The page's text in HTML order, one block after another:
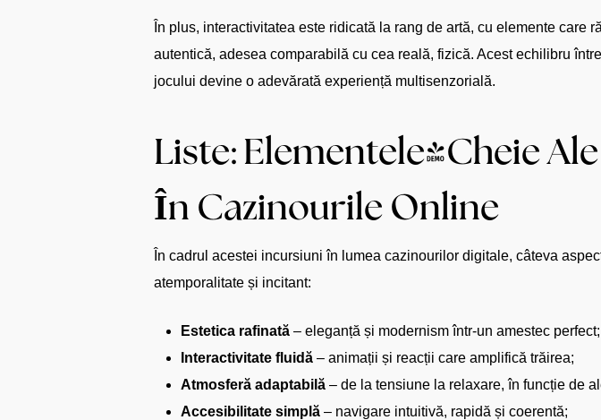
În plus, interactivitatea este ridicată la rang de artă, cu elemente
autentică, adesea comparabilă cu cea reală, fizică. Acest echilibru
jocului devine o adevărată experiență multisenzorială.
Liste: Elementele-Cheie
În Cazinourile Online
În cadrul acestei incursiuni în lumea cazinourilor digitale, câteva
atemporalitate și incitant:
Estetica rafinată – eleganță și modernism într-un amestec perfect;
Interactivitate fluidă – animații și reacții care amplifică trăirea;
Atmosferă adaptabilă – de la tensiune la relaxare, în funcție de
Accesibilitate simplă – navigare intuitivă, rapidă și coerentă;